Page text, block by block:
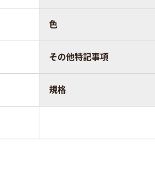
色
その他特記事項
規格